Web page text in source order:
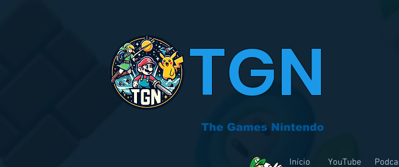
TGN
The Games Nintendo
Início YouTube